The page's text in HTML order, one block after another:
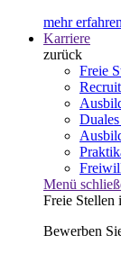
mehr erfahren
Karriere
zurück
Freie
Menü
Freie Stellen
Bewerben